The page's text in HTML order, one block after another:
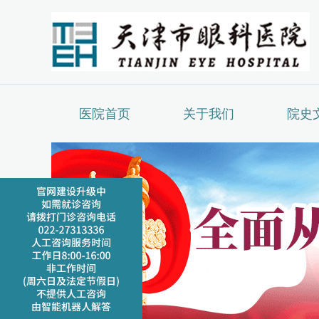
医院首页 关于我们 院史